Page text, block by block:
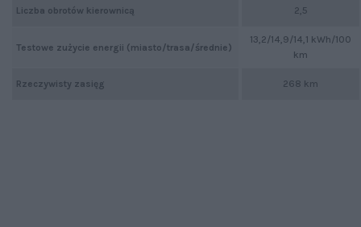
2,5
13,2/14,9/14,1 kWh/100
km
268 km
Liczba obrotów kierownicą
Testowe zużycie energii (miasto/trasa/średnie)
Rzeczywisty zasięg